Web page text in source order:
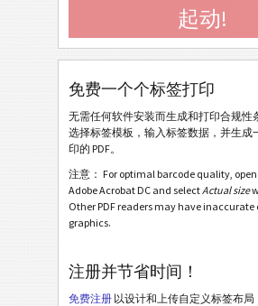
Galia ETI.9 - Single /
Galia ETI.9 -
Galia ETI.9 - Master
Galia ETI.9 - L3P -
起动!
免费一个个标签打印
无需任何软件安装而生成和打印合规性
选择标签模板，输入标签数据，并生成
印的 PDF。
注意： For optimal barcode quality, open
Adobe Acrobat DC and selectActual size
Other PDF readers may have inaccurate
graphics.
注册并节省时间！
免费注册 以设计和上传自定义标签布局